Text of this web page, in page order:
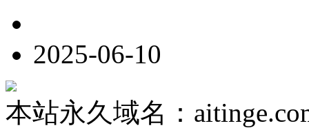
2025-06-10
本站永久域名：